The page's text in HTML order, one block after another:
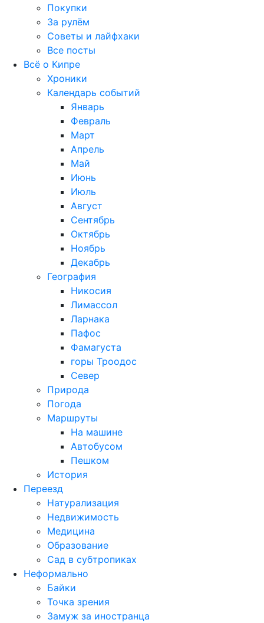
Покупки
За рулём
Советы и лайфхаки
Все посты
Всё о Кипре
Хроники
Календарь событий
Январь
Февраль
Март
Апрель
Май
Июнь
Июль
Август
Сентябрь
Октябрь
Ноябрь
Декабрь
География
Никосия
Лимассол
Ларнака
Пафос
Фамагуста
горы Троодос
Север
Природа
Погода
Маршруты
На машине
Автобусом
Пешком
История
Переезд
Натурализация
Недвижимость
Медицина
Образование
Сад в субтропиках
Неформально
Байки
Точка зрения
Замуж за иностранца